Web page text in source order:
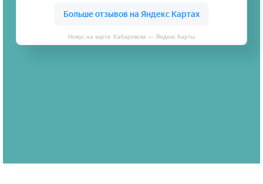
Новус на карте Хабаровска — Яндекс Карты